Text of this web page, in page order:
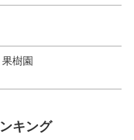
樹園
キング